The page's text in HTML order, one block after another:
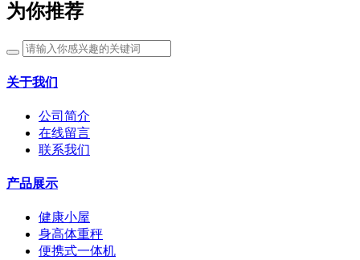
为你推荐
关于我们
公司简介
在线留言
联系我们
产品展示
健康小屋
身高体重秤
便携式一体机